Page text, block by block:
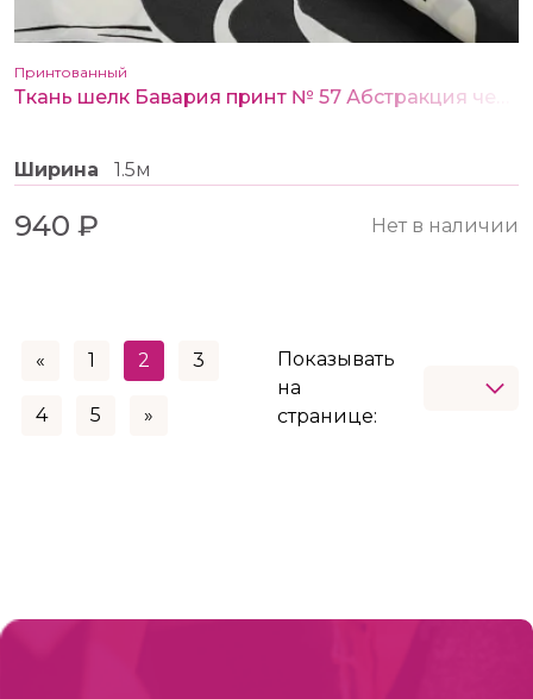
Принтованный
Ширина 1.5м
940 ₽ Нет в наличии
« 1 2 3
4 5 »
Показывать
на
странице: